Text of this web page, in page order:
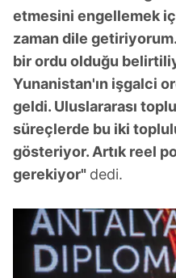
etmesini engellemek
zaman dile
bir ordu olduğu
Yunanistan'ın işgalci
geldi. Uluslararası
süreçlerde bu iki
gösteriyor. Artık reel
gerekiyor" dedi.